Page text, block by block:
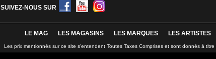
SUIVEZ-NOUS SUR
LE MAG LES MAGASINS LES MARQUES LES ARTISTES
Les prix mentionnés sur ce site s'entendent Toutes Taxes Comprises et sont donnés à